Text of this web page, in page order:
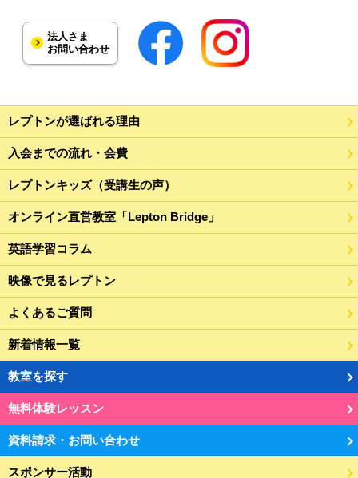
法人さま
お問い合わせ
レプトンが選ばれる理由
入会までの流れ・会費
レプトンキッズ（受講生の声）
オンライン直営教室「Lepton Bridge」
英語学習コラム
映像で見るレプトン
よくあるご質問
新着情報一覧
教室を探す
無料体験レッスン
資料請求・お問い合わせ
スポンサー活動